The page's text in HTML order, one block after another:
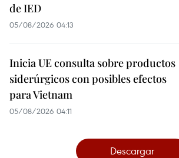
de IED
05/08/2026 04:13
Inicia UE consulta sobre productos
siderúrgicos con posibles efectos
para Vietnam
05/08/2026 04:11
Descargar